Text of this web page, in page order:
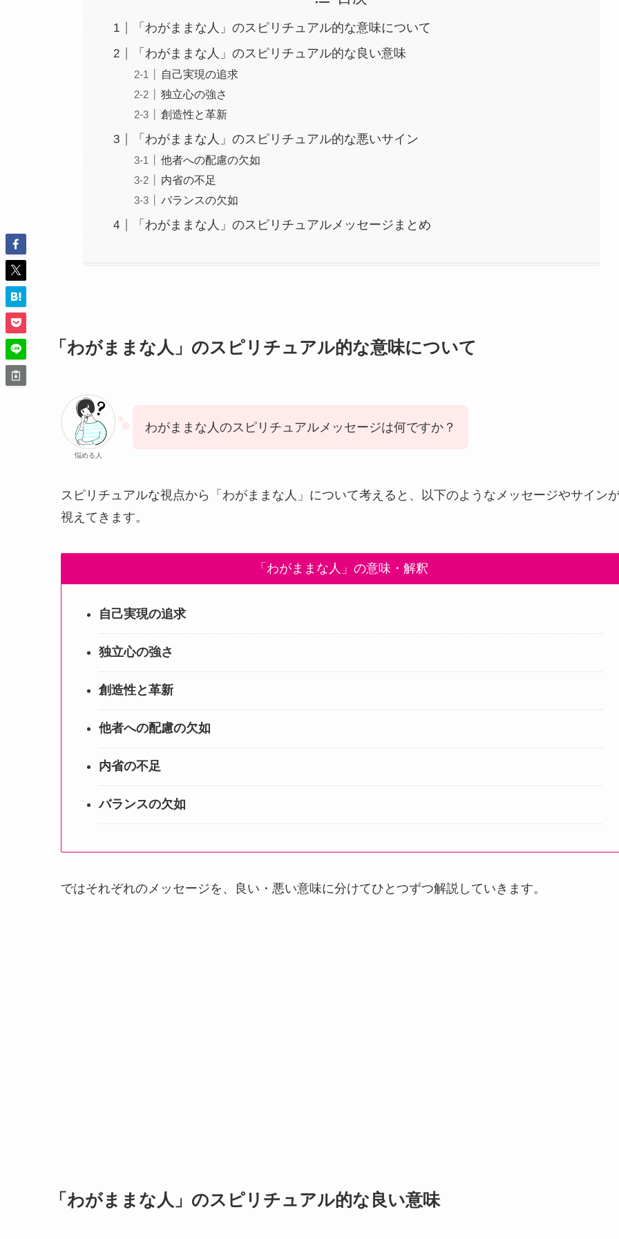
「わがままな人」のスピリチュアル的な意味について
「わがままな人」のスピリチュアル的な良い意味
自己実現の追求
独立心の強さ
創造性と革新
「わがままな人」のスピリチュアル的な悪いサイン
他者への配慮の欠如
内省の不足
バランスの欠如
「わがままな人」のスピリチュアルメッセージまとめ
「わがままな人」のスピリチュアル的な意味について
悩める人
わがままな人のスピリチュアルメッセージは何ですか？
スピリチュアルな視点から「わがままな人」について考えると、以下のようなメッセージやサイン
視えてきます。
「わがままな人」の意味・解釈
自己実現の追求
独立心の強さ
創造性と革新
他者への配慮の欠如
内省の不足
バランスの欠如
ではそれぞれのメッセージを、良い・悪い意味に分けてひとつずつ解説していきます。
「わがままな人」のスピリチュアル的な良い意味